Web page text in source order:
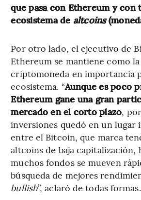
que pasa con Ethereum y con
ecosistema de altcoins
Por otro lado, el ejecutivo de
Ethereum se mantiene como
criptomoneda en importancia
ecosistema. “Aunque es poco
Ethereum gane una gran
mercado en el corto plazo,
inversiones quedó en un lugar
entre el Bitcoin, que marca
altcoins de baja capitalización,
muchos fondos se mueven
búsqueda de mejores
bullish”, aclaró de todas formas.